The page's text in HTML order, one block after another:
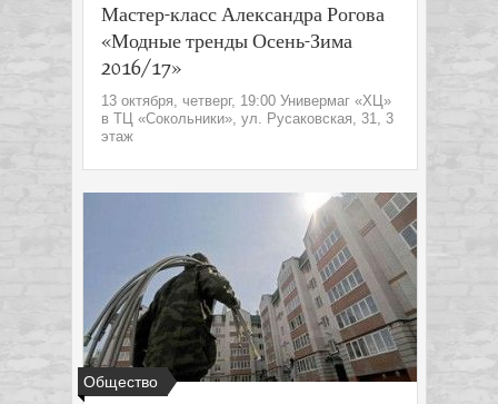
Мастер-класс Александра Рогова
«Модные тренды Осень-Зима
2016/17»
13 октября, четверг, 19:00 Универмаг «ХЦ»
в ТЦ «Сокольники», ул. Русаковская, 31, 3
этаж
Общество